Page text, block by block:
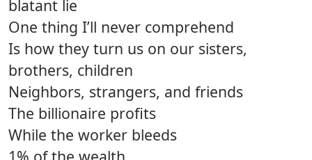
blatant lie
One thing I’ll never comprehend
Is how they turn us on our sisters,
brothers, children
Neighbors, strangers, and friends
The billionaire profits
While the worker bleeds